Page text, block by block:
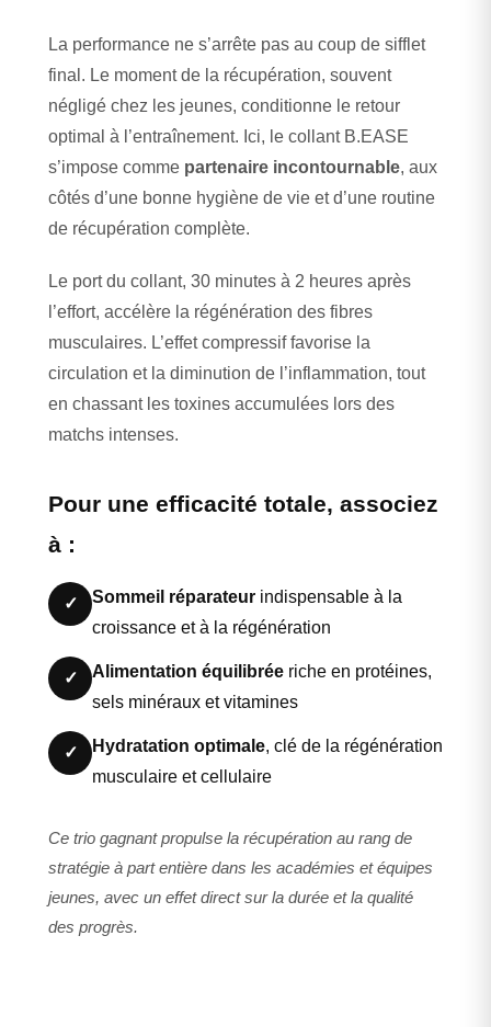
La performance ne s’arrête pas au coup de sifflet
final. Le moment de la récupération, souvent
négligé chez les jeunes, conditionne le retour
optimal à l’entraînement. Ici, le collant B.EASE
s’impose comme partenaire incontournable, aux
côtés d’une bonne hygiène de vie et d’une routine
de récupération complète.
Le port du collant, 30 minutes à 2 heures après
l’effort, accélère la régénération des fibres
musculaires. L’effet compressif favorise la
circulation et la diminution de l’inflammation, tout
en chassant les toxines accumulées lors des
matchs intenses.
Pour une efficacité totale, associez
à :
✓ Sommeil réparateur indispensable à la
croissance et à la régénération
✓ Alimentation équilibrée riche en protéines,
sels minéraux et vitamines
✓ Hydratation optimale, clé de la régénération
musculaire et cellulaire
Ce trio gagnant propulse la récupération au rang de
stratégie à part entière dans les académies et équipes
jeunes, avec un effet direct sur la durée et la qualité
des progrès.